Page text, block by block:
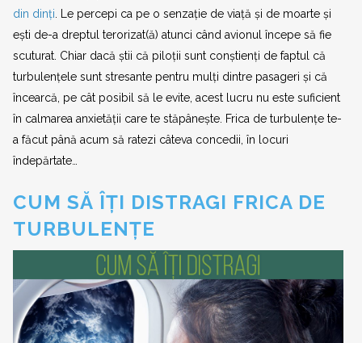
din dinți . Le percepi ca pe o senzație de viață și de moarte și
ești de-a dreptul terorizat(ă) atunci când avionul începe să fie
scuturat. Chiar dacă știi că piloții sunt conștienți de faptul că
turbulențele sunt stresante pentru mulți dintre pasageri și că
încearcă, pe cât posibil să le evite, acest lucru nu este suficient
în calmarea anxietății care te stăpânește. Frica de turbulențe te-
a făcut până acum să ratezi câteva concedii, în locuri
îndepărtate…
CUM SĂ ÎȚI DISTRAGI FRICA DE
TURBULENȚE